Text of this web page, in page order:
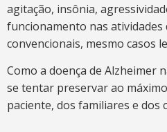
agitação, insônia,
funcionamento nas atividades
convencionais, mesmo casos
Como a doença de Alzheimer
se tentar preservar ao
paciente, dos familiares e dos